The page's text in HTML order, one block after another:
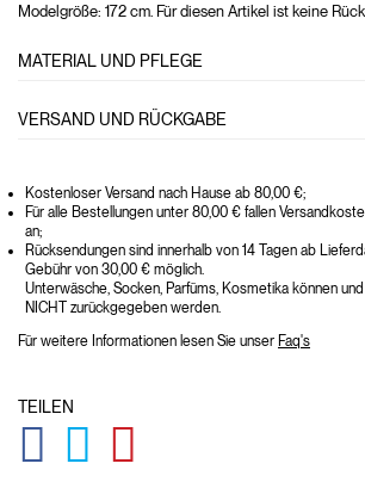
Modelgröße: 172 cm. Für diesen Artikel ist keine
MATERIAL UND PFLEGE
VERSAND UND RÜCKGABE
Kostenloser Versand nach Hause ab 80,00 €;
Für alle Bestellungen unter 80,00 € fallen
an;
Rücksendungen sind innerhalb von 14 Tagen ab
Gebühr von 30,00 € möglich.
Unterwäsche, Socken, Parfüms, Kosmetika können
NICHT zurückgegeben werden.
Für weitere Informationen lesen Sie unser Faq's
TEILEN